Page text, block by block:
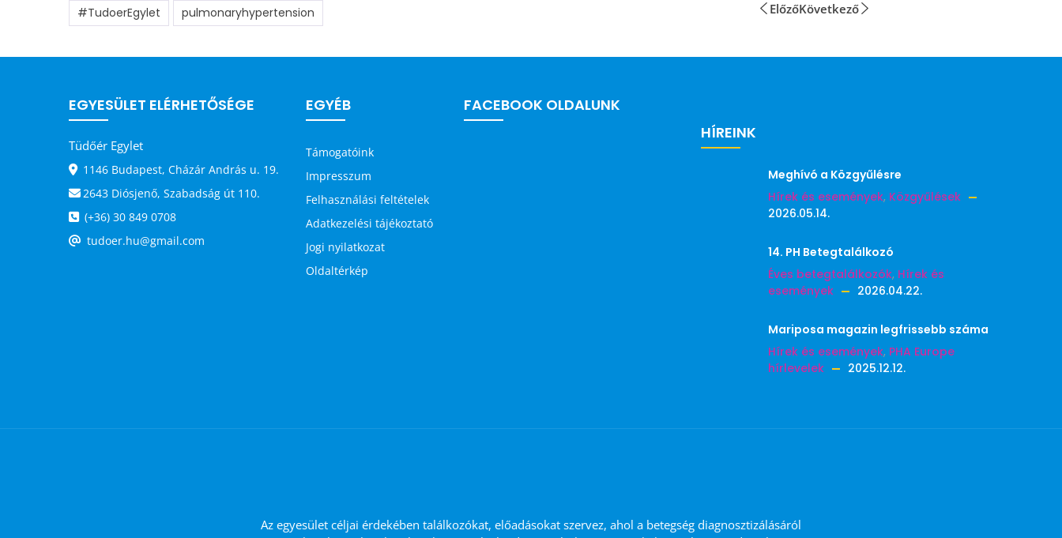
#TudoerEgylet pulmonaryhypertension ElőzőKövetkező
EGYESÜLET ELÉRHETŐSÉGE
Tüdőér Egylet
1146 Budapest, Cházár András u. 19.
2643 Diósjenő, Szabadság út 110.
(+36) 30 849 0708
tudoer.hu@gmail.com
EGYÉB
Támogatóink
Impresszum
Felhasználási feltételek
Adatkezelési tájékoztató
Jogi nyilatkozat
Oldaltérkép
FACEBOOK OLDALUNK
HÍREINK
Meghívó a Közgyűlésre
Hírek és események, Közgyűlések
2026.05.14.
14. PH Betegtalálkozó
Éves betegtalálkozók, Hírek és
események
2026.04.22.
Mariposa magazin legfrissebb száma
Hírek és események, PHA Europe
hírlevelek
2025.12.12.
Az egyesület céljai érdekében találkozókat, előadásokat szervez, ahol a betegség diagnosztizálásáról